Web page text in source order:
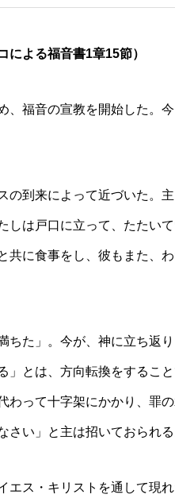
による福音書1章15節）
、福音の宣教を開始した。
の到来によって近づいた。
しは戸口に立って、たたい
共に食事をし、彼もまた、
ちた」。今が、神に立ち返
」とは、方向転換をするこ
わって十字架にかかり、罪
い」と主は招いておられる
エス・キリストを通して現